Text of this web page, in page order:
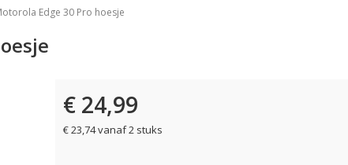
Edge 30 Pro hoesje
€ 24,99
€ 23,74 vanaf 2 stuks